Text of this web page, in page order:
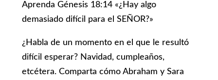
Aprenda Génesis 18:14 «¿Hay algo
demasiado difícil para el SEÑOR?»
¿Habla de un momento en el que le resultó
difícil esperar? Navidad, cumpleaños,
etcétera. Comparta cómo Abraham y Sara